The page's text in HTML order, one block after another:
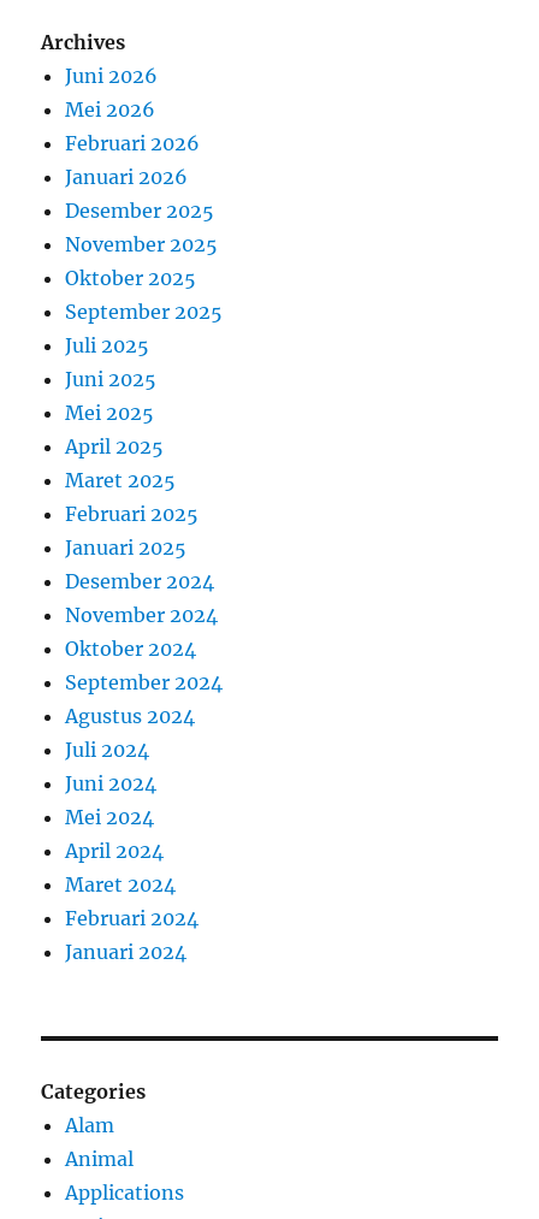
Archives
Juni 2026
Mei 2026
Februari 2026
Januari 2026
Desember 2025
November 2025
Oktober 2025
September 2025
Juli 2025
Juni 2025
Mei 2025
April 2025
Maret 2025
Februari 2025
Januari 2025
Desember 2024
November 2024
Oktober 2024
September 2024
Agustus 2024
Juli 2024
Juni 2024
Mei 2024
April 2024
Maret 2024
Februari 2024
Januari 2024
Categories
Alam
Animal
Applications